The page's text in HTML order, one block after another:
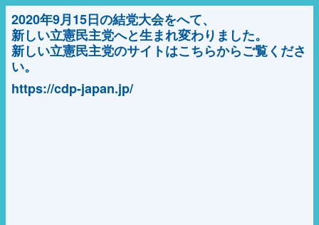
2020年9月15日の結党大会をへて、
新しい立憲民主党へと生まれ変わりました。
新しい立憲民主党のサイトはこちらからご覧くださ
い。
https://cdp-japan.jp/